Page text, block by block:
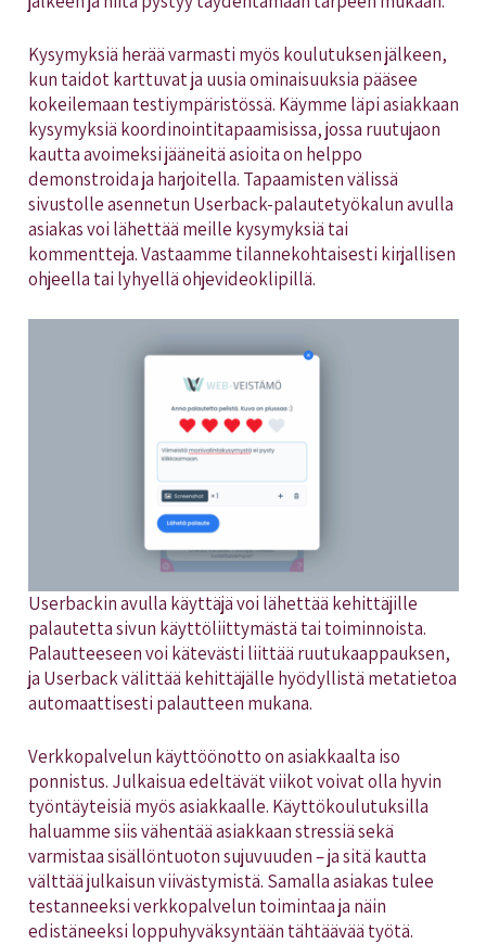
Kysymyksiä herää varmasti myös koulutuksen jälkeen,
kun taidot karttuvat ja uusia ominaisuuksia pääsee
kokeilemaan testiympäristössä. Käymme läpi asiakkaan
kysymyksiä koordinointitapaamisissa, jossa ruutujaon
kautta avoimeksi jääneitä asioita on helppo
demonstroida ja harjoitella. Tapaamisten välissä
sivustolle asennetun Userback-palautetyökalun avulla
asiakas voi lähettää meille kysymyksiä tai
kommentteja. Vastaamme tilannekohtaisesti kirjallisen
ohjeella tai lyhyellä ohjevideoklipillä.
Userbackin avulla käyttäjä voi lähettää kehittäjille
palautetta sivun käyttöliittymästä tai toiminnoista.
Palautteeseen voi kätevästi liittää ruutukaappauksen,
ja Userback välittää kehittäjälle hyödyllistä metatietoa
automaattisesti palautteen mukana.
Verkkopalvelun käyttöönotto on asiakkaalta iso
ponnistus. Julkaisua edeltävät viikot voivat olla hyvin
työntäyteisiä myös asiakkaalle. Käyttökoulutuksilla
haluamme siis vähentää asiakkaan stressiä sekä
varmistaa sisällöntuoton sujuvuuden – ja sitä kautta
välttää julkaisun viivästymistä. Samalla asiakas tulee
testanneeksi verkkopalvelun toimintaa ja näin
edistäneeksi loppuhyväksyntään tähtäävää työtä.